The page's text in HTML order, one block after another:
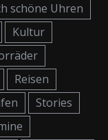
schöne Uhren
Kultur
Reisen
Stories